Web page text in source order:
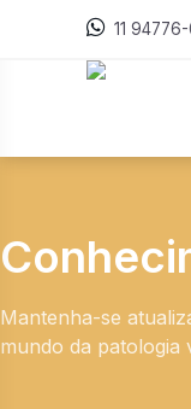
11
Mantenha-se
mundo da patologia